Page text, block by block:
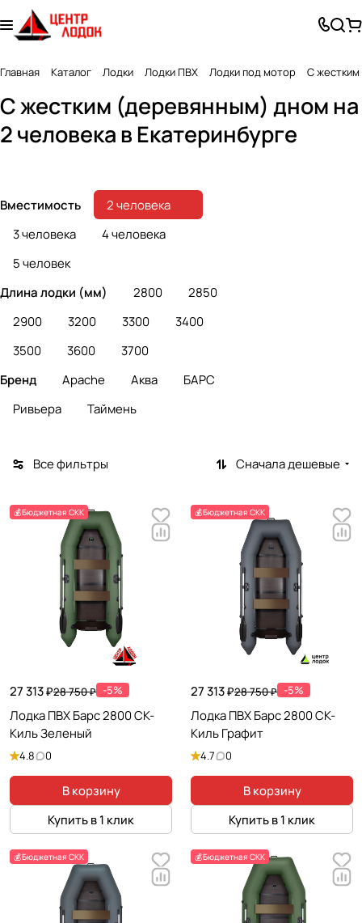
Главная Каталог Лодки Лодки ПВХ Лодки под мотор С
С жестким (деревянным) дном на
2 человека в Екатеринбурге
СК (Слань-киль)
34 товара
СКК (Слань-книжка
киль)
26 товаров
Вместимость
2 человека
3 человека
4 человека
5 человек
Длина лодки (мм)
2800
2850
2900
3200 3300
3400
3500
3600
3700
Бренд
Apache Аква
БАРС
Ривьера
Таймень
Все фильтры Сначала дешевые
💰Бюджетная СКК
27 313 ₽28 750 ₽ -5%
Лодка ПВХ Барс 2800 СК-
Киль Зеленый
4.8 0
В корзину
Купить в 1 клик
💰Бюджетная СКК
27 313 ₽28 750 ₽ -5%
Лодка ПВХ Барс 2800 СК-
Киль Графит
4.7 0
В корзину
Купить в 1 клик
💰Бюджетная СКК 💰Бюджетная СКК